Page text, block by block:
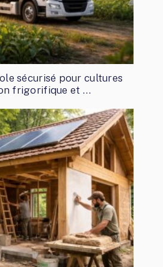
sécurisé pour cultures
frigorifique et …